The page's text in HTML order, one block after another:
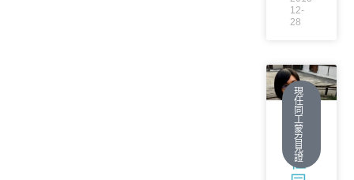
12-
28
現
任
同
工
蒙
召
見
證
現
任